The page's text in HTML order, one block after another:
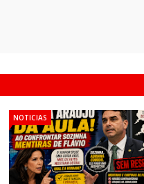
NOTICIAS